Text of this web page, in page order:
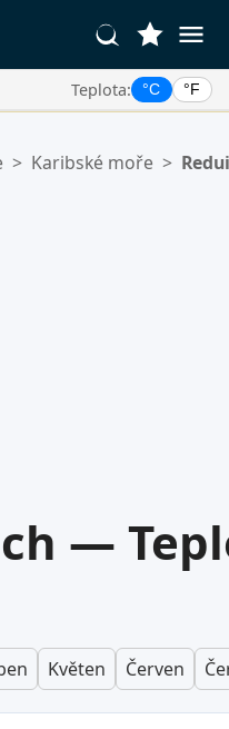
Teplota: °C °F
> Karibské moře >
—
Květen Červen